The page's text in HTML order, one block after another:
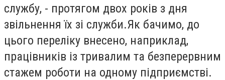
службу, - протягом двох років з дня
звільнення їх зі служби.Як бачимо, до
цього переліку внесено, наприклад,
працівників із тривалим та безперервним
стажем роботи на одному підприємстві.